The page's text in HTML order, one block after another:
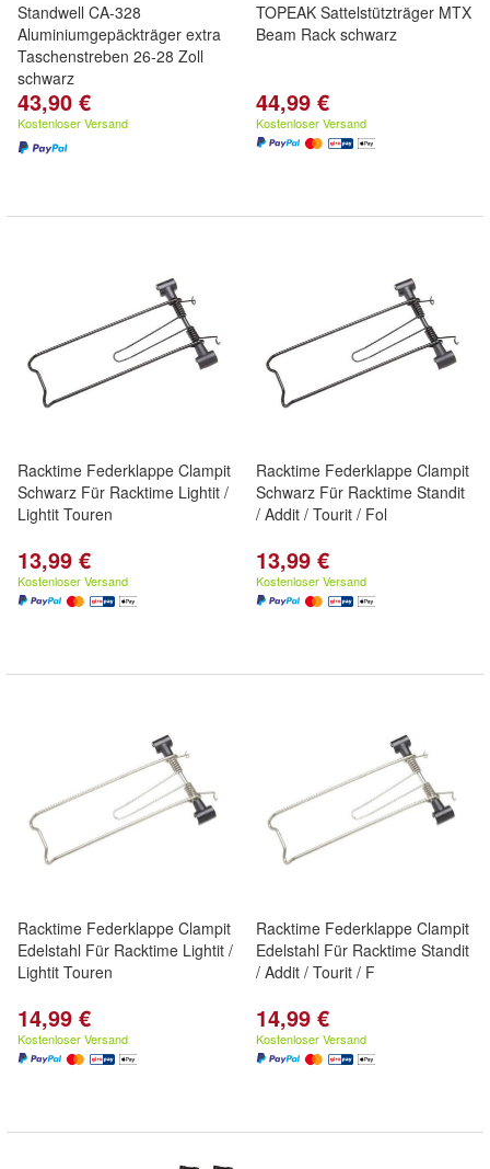
Standwell CA-328
Aluminiumgepäckträger extra
Taschenstreben 26-28 Zoll
schwarz
43,90 €
Kostenloser Versand
TOPEAK Sattelstützträger MTX
Beam Rack schwarz
44,99 €
Kostenloser Versand
Racktime Federklappe Clampit
Schwarz Für Racktime Lightit /
Lightit Touren
13,99 €
Kostenloser Versand
Racktime Federklappe Clampit
Schwarz Für Racktime Standit
/ Addit / Tourit / Fol
13,99 €
Kostenloser Versand
Racktime Federklappe Clampit
Edelstahl Für Racktime Lightit /
Lightit Touren
14,99 €
Kostenloser Versand
Racktime Federklappe Clampit
Edelstahl Für Racktime Standit
/ Addit / Tourit / F
14,99 €
Kostenloser Versand